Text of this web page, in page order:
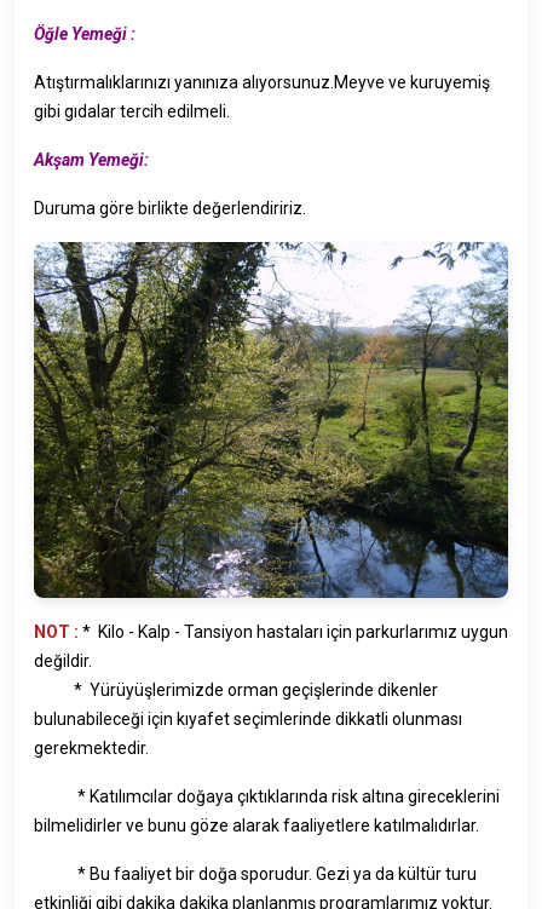
Öğle Yemeği :
Atıştırmalıklarınızı yanınıza alıyorsunuz.Meyve ve kuruyemiş
gibi gıdalar tercih edilmeli.
Akşam Yemeği:
Duruma göre birlikte değerlendiririz.
NOT : * Kilo - Kalp - Tansiyon hastaları için parkurlarımız uygun
değildir.
* Yürüyüşlerimizde orman geçişlerinde dikenler
bulunabileceği için kıyafet seçimlerinde dikkatli olunması
gerekmektedir.
* Katılımcılar doğaya çıktıklarında risk altına gireceklerini
bilmelidirler ve bunu göze alarak faaliyetlere katılmalıdırlar.
* Bu faaliyet bir doğa sporudur. Gezi ya da kültür turu
etkinliği gibi dakika dakika planlanmış programlarımız yoktur.